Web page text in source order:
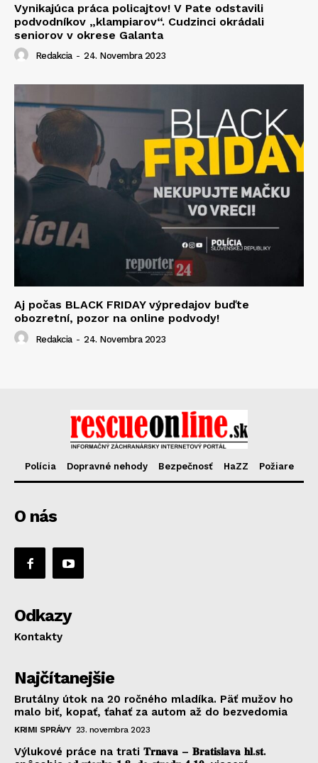
Vynikajúca práca policajtov! V Pate odstavili
podvodníkov „klampiarov“. Cudzinci okrádali
seniorov v okrese Galanta
Redakcia - 24. Novembra 2023
Aj počas BLACK FRIDAY výpredajov buďte
obozretní, pozor na online podvody!
Redakcia - 24. Novembra 2023
Polícia Dopravné nehody Bezpečnosť HaZZ Požiare
O nás
Odkazy
Kontakty
Najčítanejšie
Brutálny útok na 20 ročného mladíka. Päť mužov ho
malo biť, kopať, ťahať za autom až do bezvedomia
KRIMI SPRÁVY 23. novembra 2023
Výlukové práce na trati 𝐓𝐫𝐧𝐚𝐯𝐚 – 𝐁𝐫𝐚𝐭𝐢𝐬𝐥𝐚𝐯𝐚 𝐡𝐥.𝐬𝐭.